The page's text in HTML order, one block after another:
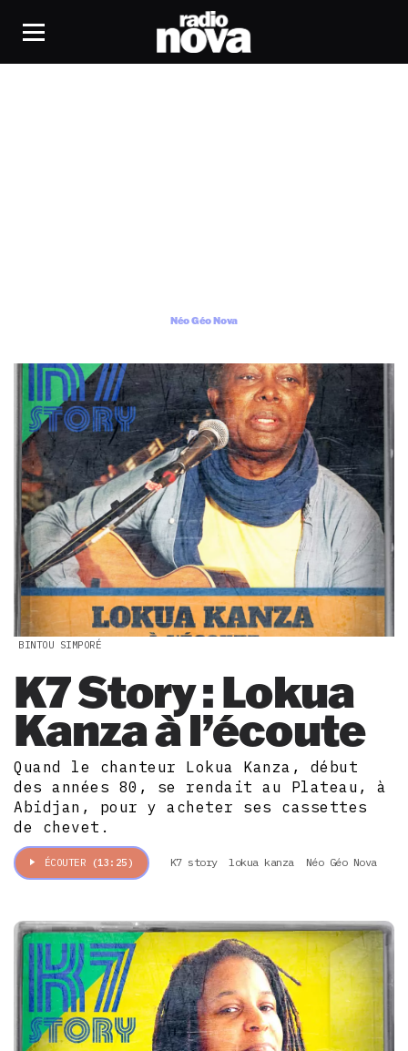
Néo Géo Nova
BINTOU SIMPORÉ
K7 Story : Lokua
Kanza à l’écoute
Quand le chanteur Lokua Kanza, début
des années 80, se rendait au Plateau, à
Abidjan, pour y acheter ses cassettes
de chevet.
ÉCOUTER (13:25) K7 story lokua kanza Néo Géo Nova